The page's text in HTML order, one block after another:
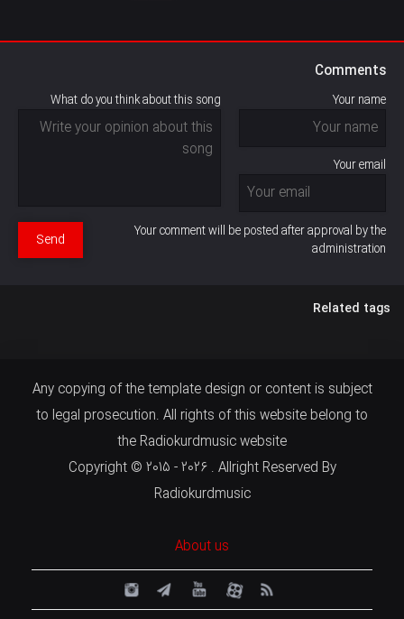
Comments
Your name
Your email
What do you think about this song
Your comment will be posted after approval by the
administration
Send
Related tags
Any copying of the template design or content is subject
to legal prosecution. All rights of this website belong to
the Radiokurdmusic website
Copyright © 2015 - 2026 . Allright Reserved By
Radiokurdmusic
About us